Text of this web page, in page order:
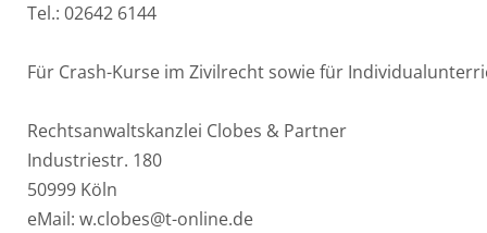
Tel.: 02642 6144
Für Crash-Kurse im Zivilrecht sowie für
Rechtsanwaltskanzlei Clobes & Partner
Industriestr. 180
50999 Köln
eMail: w.clobes@t-online.de